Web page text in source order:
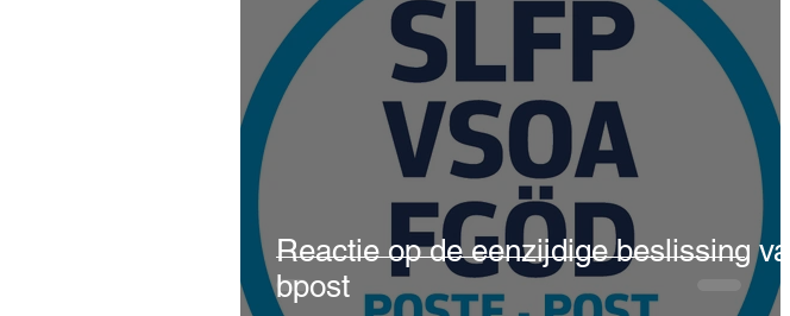
Reactie op de eenzijdige beslissing van
bpost